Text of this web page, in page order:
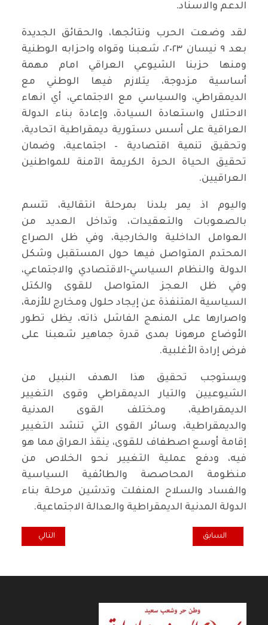
الدعم والاسناد.
لقد وضعت الحرب ونتائجها، والحقائق الجديدة
بعد ٩ نيسان ٢٠٢٣، شعبنا وقواه واحزابه الوطنية
ومنها حزبنا الشيوعي العراقي امام مهمة
أساسية مزدوجة، يتلازم فيها الوطني مع
الديمقراطي، والسياسي مع الاجتماعي، أي انهاء
الاحتلال واستعادة السيادة، وإعادة بناء الدولة
العراقية على أسس دستورية ديمقراطية اتحادية،
وتحقيق تنمية اقتصادية – اجتماعية، وضمان
تحقيق الحياة الحرة الكريمة الآمنة للمواطنين
العراقيين.
واليوم اذ يمر بلدنا بمرحلة انتقالية، تتسم
بالصعوبات والتعقيدات، وتداخل العديد من
العوامل الداخلية والخارجية، وفي ظل الصراع
المحتدم المتواصل فيها حول المستقبل وشكل
الدولة والنظام السياسي-الاقتصادي والاجتماعي،
وفي ظل العجز المتواصل للقوى والكتل
السياسية المتنفذة عن إيجاد حلول ومخارج للأزمة،
واصرارها على المنهج الفاشل ذاته، يظل تطور
الأوضاع مرهونا بمدى قدرة جماهير شعبنا على
فرض إرادة الأغلبية.
ويستوجب تحقيق هذا الهدف النبيل من
الشيوعيين والتيار الديمقراطي وقوى التغيير
الديمقراطية، ومختلف القوى المدنية
والديمقراطية، وسائر القوى التي تنشد التغيير
إقامة أوسع اصطفاف للقوى، ينقذ العراق مما هو
فيه، ودفع عملية التغيير نحو الخلاص من
منظومة المحاصصة والطائفية السياسية
والفساد والسلاح المنفلت وتدشين مرحلة بناء
الدولة المدنية الديمقراطية والعدالة الاجتماعية.
المقال السابق: أحداث في الذاكرة.. بعد مرور عشرين عاما على سقوط
السابق المقال التالي: منذ 2003 وحتى اليوم.. راهنية ومستقبل الحزب.. رائد فهمي: إقامة الدولة المدنية الديمقراطية.. هدف طيف واسع من
التالي